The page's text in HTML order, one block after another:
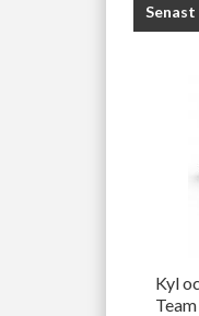
Kyl
Team